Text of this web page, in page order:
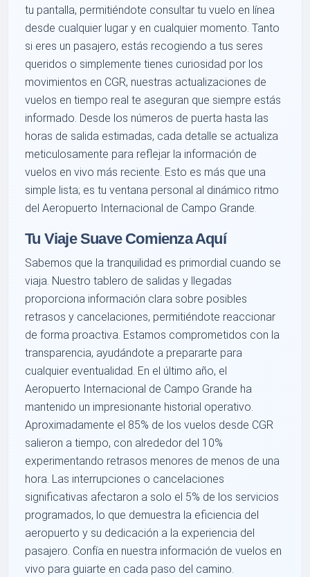
tu pantalla, permitiéndote consultar tu vuelo en línea
desde cualquier lugar y en cualquier momento. Tanto
si eres un pasajero, estás recogiendo a tus seres
queridos o simplemente tienes curiosidad por los
movimientos en CGR, nuestras actualizaciones de
vuelos en tiempo real te aseguran que siempre estás
informado. Desde los números de puerta hasta las
horas de salida estimadas, cada detalle se actualiza
meticulosamente para reflejar la información de
vuelos en vivo más reciente. Esto es más que una
simple lista; es tu ventana personal al dinámico ritmo
del Aeropuerto Internacional de Campo Grande.
Tu Viaje Suave Comienza Aquí
Sabemos que la tranquilidad es primordial cuando se
viaja. Nuestro tablero de salidas y llegadas
proporciona información clara sobre posibles
retrasos y cancelaciones, permitiéndote reaccionar
de forma proactiva. Estamos comprometidos con la
transparencia, ayudándote a prepararte para
cualquier eventualidad. En el último año, el
Aeropuerto Internacional de Campo Grande ha
mantenido un impresionante historial operativo.
Aproximadamente el 85% de los vuelos desde CGR
salieron a tiempo, con alrededor del 10%
experimentando retrasos menores de menos de una
hora. Las interrupciones o cancelaciones
significativas afectaron a solo el 5% de los servicios
programados, lo que demuestra la eficiencia del
aeropuerto y su dedicación a la experiencia del
pasajero. Confía en nuestra información de vuelos en
vivo para guiarte en cada paso del camino.